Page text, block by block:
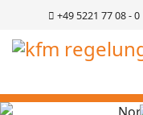
+49 5221 77 08 - 0